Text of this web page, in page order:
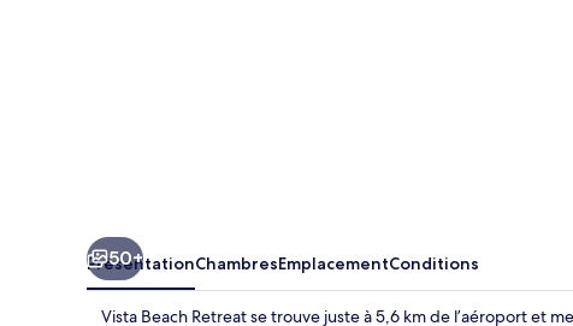
50+
PrésentationChambresEmplacementConditions
Vista Beach Retreat se trouve juste à 5,6 km de l’aéroport et